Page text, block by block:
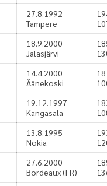
27.8.1992
Tampere
18.9.2000
Jalasjärvi
14.4.2000
Äänekoski
19.12.1997
Kangasala
13.8.1995
Nokia
27.6.2000
Bordeaux (FR)